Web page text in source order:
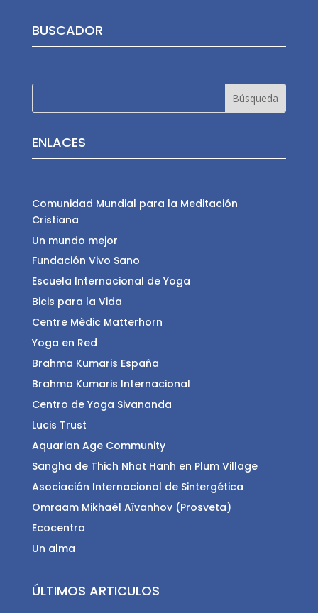
BUSCADOR
ENLACES
Comunidad Mundial para la Meditación
Cristiana
Un mundo mejor
Fundación Vivo Sano
Escuela Internacional de Yoga
Bicis para la Vida
Centre Mèdic Matterhorn
Yoga en Red
Brahma Kumaris España
Brahma Kumaris Internacional
Centro de Yoga Sivananda
Lucis Trust
Aquarian Age Community
Sangha de Thich Nhat Hanh en Plum Village
Asociación Internacional de Sintergética
Omraam Mikhaël Aïvanhov (Prosveta)
Ecocentro
Un alma
ÚLTIMOS ARTICULOS